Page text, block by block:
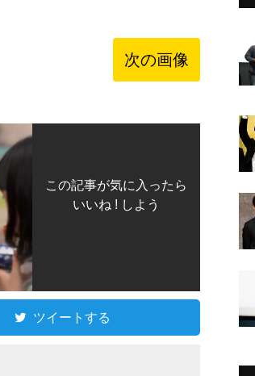
次の画像
この記事が気に入ったら
いいね ! しよう
ツイートする